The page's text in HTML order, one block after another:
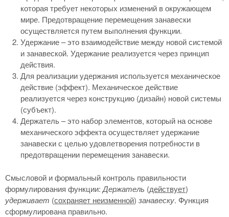
которая требует некоторых изменений в окружающем
мире. Предотвращение перемещения занавески
осуществляется путем выполнения функции.
Удержание – это взаимодействие между новой системой
и занавеской. Удержание реализуется через принцип
действия.
Для реализации удержания используется механическое
действие (эффект). Механическое действие
реализуется через конструкцию (дизайн) новой системы
(субъект).
Держатель – это набор элементов, который на основе
механического эффекта осуществляет удержание
занавески с целью удовлетворения потребности в
предотвращении перемещения занавески.
Смысловой и формальный контроль правильности
формулирования функции: Держатель (действует)
удерживает (сохраняет неизменной) занавеску. Функция
сформулирована правильно.